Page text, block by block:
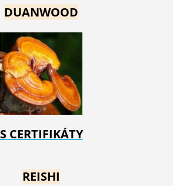
DUANWOOD
S CERTIFIKÁTY
REISHI